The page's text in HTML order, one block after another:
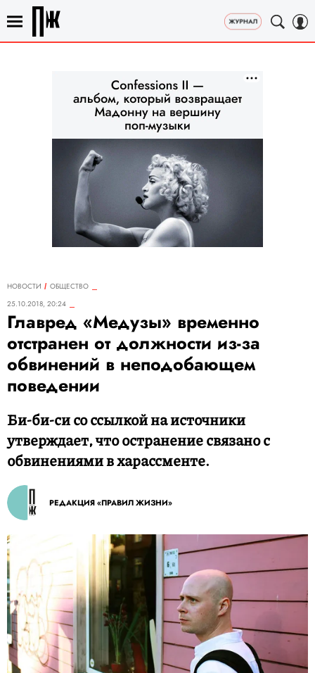
НОВОСТИ
ОБЩЕСТВО
25.10.2018, 20:24
Главред «Медузы» временно
отстранен от должности из-за
обвинений в неподобающем
поведении
Би-би-си со ссылкой на источники
утверждает, что остранение связано с
обвинениями в харассменте.
РЕДАКЦИЯ «ПРАВИЛ ЖИЗНИ»